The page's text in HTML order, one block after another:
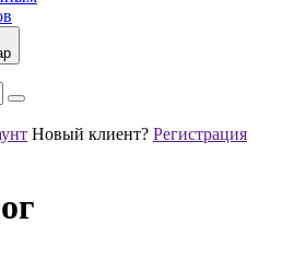
Новый клиент? Регистрация